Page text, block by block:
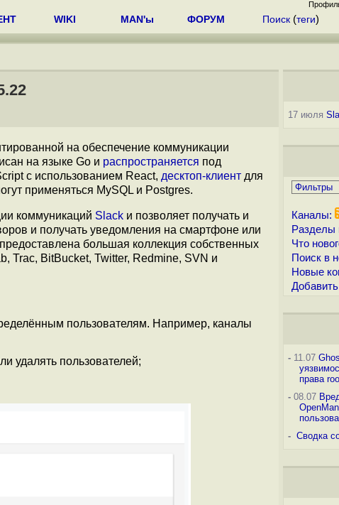
WIKI MAN'ы ФОРУМ Поиск (теги)
на обеспечение коммуникации
на языке Go и распространяется под
с использованием React, десктоп-клиент для
применяться MySQL и Postgres.
коммуникаций Slack и позволяет получать и
и получать уведомления на смартфоне или
большая коллекция собственных
Trac, BitBucket, Twitter, Redmine, SVN и
пользователям. Например, каналы
удалять пользователей;
17 июля
Каналы:
Разделы
Что
Поиск в
Новые
-11.07
права
-08.07
- Сводка